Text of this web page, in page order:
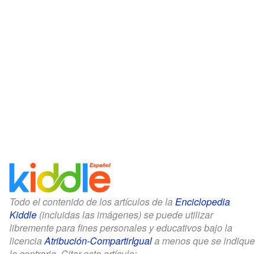
Todo el contenido de los artículos de la Enciclopedia
Kiddle (incluidas las imágenes) se puede utilizar
libremente para fines personales y educativos bajo la
licenciaAtribución-CompartirIguala menos que se indique